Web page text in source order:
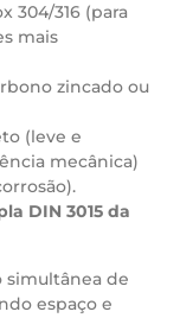
304/316 (para
mais
zincado ou
(leve e
mecânica)
DIN 3015 da
simultânea de
espaço e